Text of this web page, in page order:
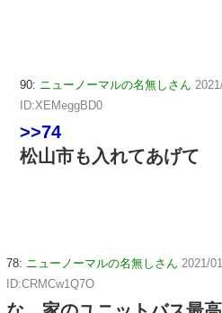
90: ニューノーマルの名無しさん
ID:XEMeggBD0
>>74
松山市も入れてあげて
78: ニューノーマルの名無しさん 2021/
ID:CRMCw1Q7O